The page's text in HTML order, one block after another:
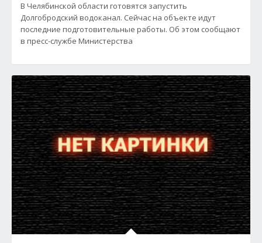
В Челябинской области готовятся запустить
Долгобродский водоканал. Сейчас на объекте идут
последние подготовительные работы. Об этом сообщают
в пресс-службе Министерства